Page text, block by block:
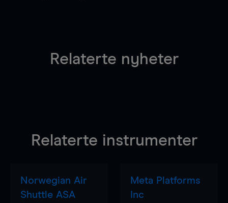
Relaterte nyheter
Relaterte instrumenter
Norwegian Air
Shuttle ASA
Meta Platforms
Inc